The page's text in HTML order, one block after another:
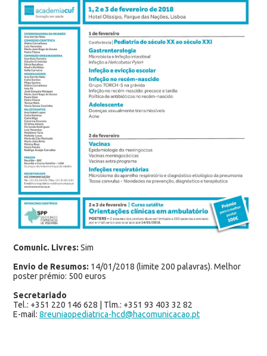
Comunic. Livres: Sim
Envio de Resumos: 14/01/2018 (limite 200 palavras). Melhor
poster prémio: 500 euros
Secretariado
Tel.: +351 220 146 628 | Tlm.: +351 93 403 32 82
E-mail: 8reuniaopediatrica-hcd@hacomunicacao.pt